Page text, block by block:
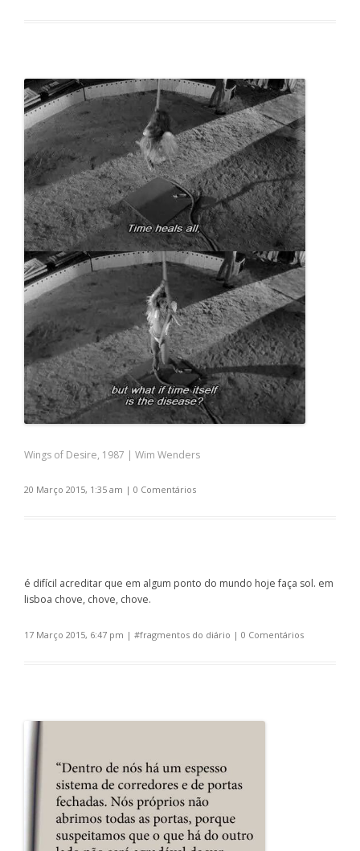
Wings of Desire, 1987 | Wim Wenders
20 Março 2015, 1:35 am | 0 Comentários
é difícil acreditar que em algum ponto do mundo hoje faça sol. em
lisboa chove, chove, chove.
17 Março 2015, 6:47 pm | #fragmentos do diário | 0 Comentários